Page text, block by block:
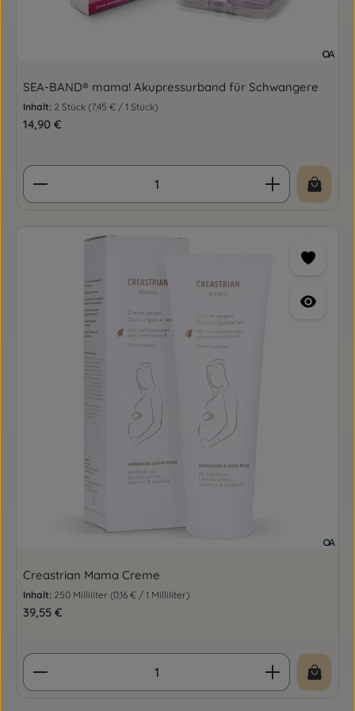
SEA-BAND® mama! Akupressurband für Schwangere
Inhalt: 2 Stück (7,45 € / 1 Stück)
Regulärer Preis:
14,90 €
Produkt Anzahl: Gib den gewünschten Wert
Creastrian Mama Creme
Inhalt: 250 Milliliter (0,16 € / 1 Milliliter)
Regulärer Preis:
39,55 €
Produkt Anzahl: Gib den gewünschten Wert